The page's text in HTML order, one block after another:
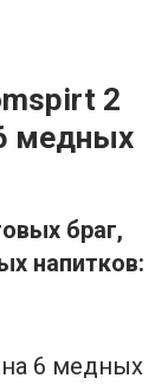
2
медных
браг,
напитков:
6 медных